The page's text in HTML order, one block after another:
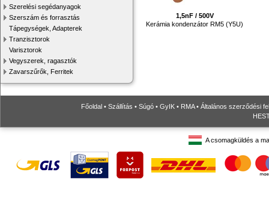
Szerelési segédanyagok
Szerszám és forrasztás
Tápegységek, Adapterek
Tranzisztorok
Varisztorok
Vegyszerek, ragasztók
Zavarszűrők, Ferritek
1,5nF / 500V
Kerámia kondenzátor RM5 (Y5U)
Főoldal • Szállítás • Súgó • GyIK • RMA• Általános szerződési
A csomagküldés a